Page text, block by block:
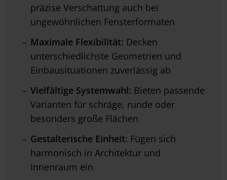
präzise Verschattung auch bei
ungewöhnlichen Fensterformaten
Maximale Flexibilität: Decken
unterschiedlichste Geometrien und
Einbausituationen zuverlässig ab
Vielfältige Systemwahl: Bieten passende
Varianten für schräge, runde oder
besonders große Flächen
Gestalterische Einheit: Fügen sich
harmonisch in Architektur und
Innenraum ein